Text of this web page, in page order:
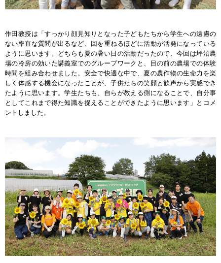
作田教授は「すっかり顔見知りとなった子どもたちから学生への遠慮の
ない率直な質問が出るなど、回を重ねるほどに活動が活発になっている
ように思います。どちらも夏の暑い日の活動だったので、今回は坪沼農
場の冷房の効いた講義室でのグループワークと、目の前の農場での体験
時間を組み合わせました。安全で快適な中で、夏の農作物の生命力を楽
しく体感する機会になったことが、子供たちの笑顔と歓声から実感でき
たように思います。学生たちも、自らが教える側になることで、自分事
としてこれまで得た知識を捉えることができたように思います」とコメ
ントしました。